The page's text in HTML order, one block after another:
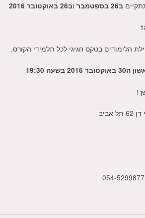
ב26 בספטמבר וב26 באוקטובר 2016
הלימודים בטקס חגיגי לכל תלמידי הקורס.
19:30